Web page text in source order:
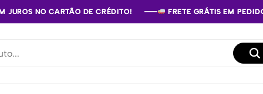
JUROS NO CARTÃO DE CRÉDITO! FRETE GRÁTIS EM
JUROS NO CARTÃO DE CRÉDITO! FRETE GRÁTIS EM
JUROS NO CARTÃO DE CRÉDITO! FRETE GRÁTIS EM